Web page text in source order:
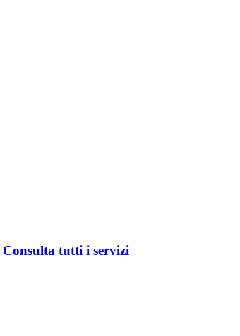
Consulta tutti i servizi